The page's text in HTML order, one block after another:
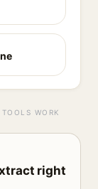
WORK
right